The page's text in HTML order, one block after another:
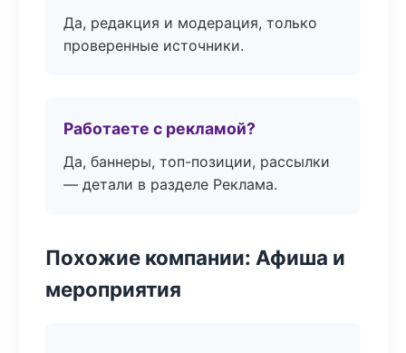
Да, редакция и модерация, только
проверенные источники.
Работаете с рекламой?
Да, баннеры, топ-позиции, рассылки
— детали в разделе Реклама.
Похожие компании: Афиша и
мероприятия